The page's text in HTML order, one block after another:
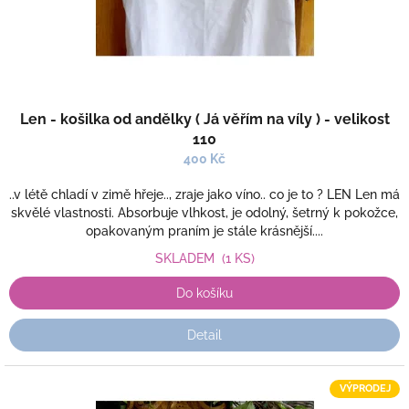
Len - košilka od andělky ( Já věřím na víly ) - velikost
110
400 Kč
..v létě chladí v zimě hřeje.., zraje jako víno.. co je to ? LEN Len má
skvělé vlastnosti. Absorbuje vlhkost, je odolný, šetrný k pokožce,
opakovaným praním je stále krásnější....
SKLADEM (1 KS)
Do košíku
Detail
VÝPRODEJ